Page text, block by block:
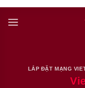
Skip
LẮP ĐẶT MẠNG